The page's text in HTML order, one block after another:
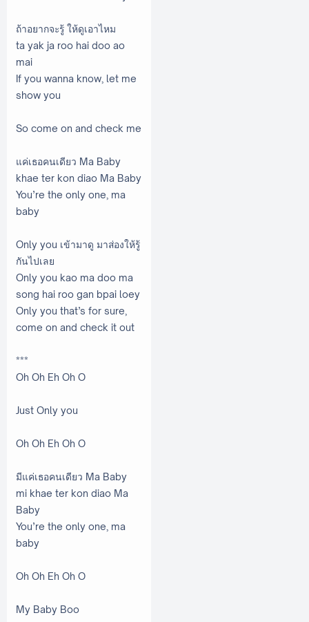
ถ้าอยากจะรู้ ให้ดูเอาไหม
ta yak ja roo hai doo ao
mai
If you wanna know, let me
show you
So come on and check me
แค่เธอคนเดียว Ma Baby
khae ter kon diao Ma Baby
You’re the only one, ma
baby
Only you เข้ามาดู มาส่องให้รู้
กันไปเลย
Only you kao ma doo ma
song hai roo gan bpai loey
Only you that’s for sure,
come on and check it out
***
Oh Oh Eh Oh O
Just Only you
Oh Oh Eh Oh O
มีแค่เธอคนเดียว Ma Baby
mi khae ter kon diao Ma
Baby
You’re the only one, ma
baby
Oh Oh Eh Oh O
My Baby Boo